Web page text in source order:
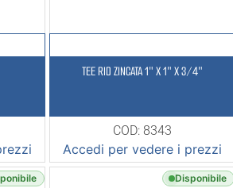
TEE RID ZINCATA 1″ X 1″ X 3/4″
COD: 8343
Accedi per vedere i prezzi
Disponibile